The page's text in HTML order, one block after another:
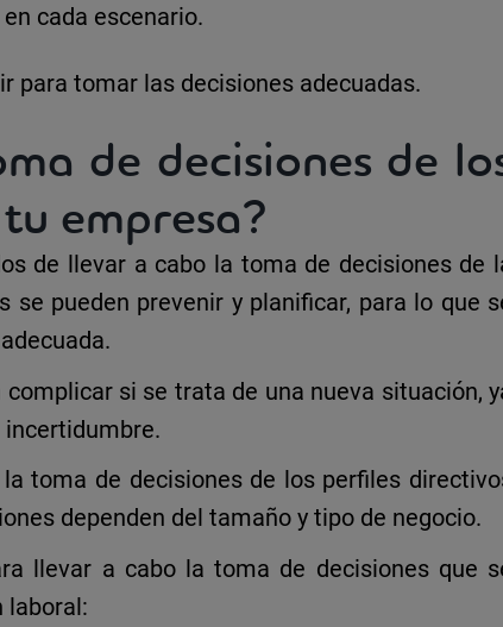
cada escenario.
para tomar las decisiones adecuadas.
de decisiones de
empresa?
de llevar a cabo la toma de decisiones de
se pueden prevenir y planificar, para lo que
adecuada.
complicar si se trata de una nueva situación,
incertidumbre.
latoma de decisiones de los perfiles
dependen del tamaño y tipo de negocio.
llevar a cabo latoma de decisiones que
laboral: